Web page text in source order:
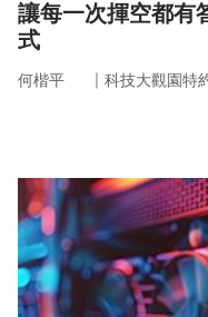
讓每一次揮空都
式
何楷平 ｜ 科技大觀園特